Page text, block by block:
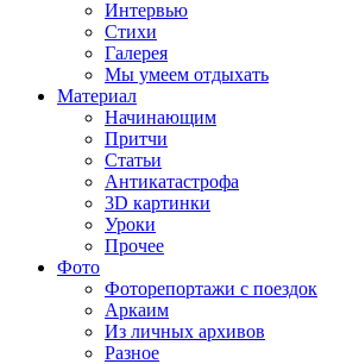
Интервью
Стихи
Галерея
Мы умеем отдыхать
Материал
Начинающим
Притчи
Статьи
Антикатастрофа
3D картинки
Уроки
Прочее
Фото
Фоторепортажи с поездок
Аркаим
Из личных архивов
Разное